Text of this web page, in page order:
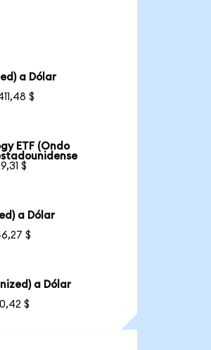
a Dólar
$
ETF (Ondo
$
a Dólar
$
a Dólar
$